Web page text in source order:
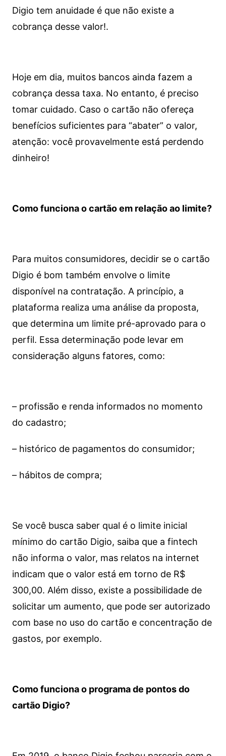
Digio tem anuidade é que não existe a
cobrança desse valor!.
Hoje em dia, muitos bancos ainda fazem a
cobrança dessa taxa. No entanto, é preciso
tomar cuidado. Caso o cartão não ofereça
benefícios suficientes para “abater” o valor,
atenção: você provavelmente está perdendo
dinheiro!
Como funciona o cartão em relação ao limite?
Para muitos consumidores, decidir se o cartão
Digio é bom também envolve o limite
disponível na contratação. A princípio, a
plataforma realiza uma análise da proposta,
que determina um limite pré-aprovado para o
perfil. Essa determinação pode levar em
consideração alguns fatores, como:
– profissão e renda informados no momento
do cadastro;
– histórico de pagamentos do consumidor;
– hábitos de compra;
Se você busca saber qual é o limite inicial
mínimo do cartão Digio, saiba que a fintech
não informa o valor, mas relatos na internet
indicam que o valor está em torno de R$
300,00. Além disso, existe a possibilidade de
solicitar um aumento, que pode ser autorizado
com base no uso do cartão e concentração de
gastos, por exemplo.
Como funciona o programa de pontos do
cartão Digio?